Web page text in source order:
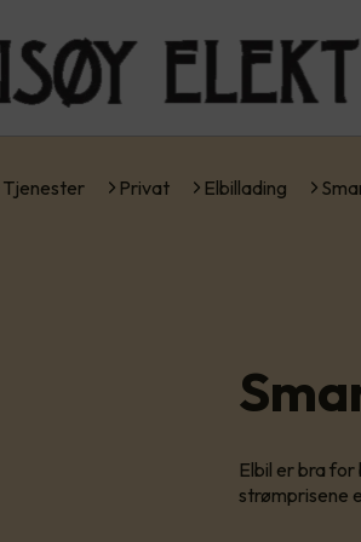
Tjenester Privat Elbillading
Elbil er bra
strømprisene